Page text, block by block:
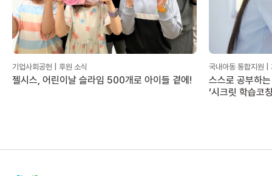
기업사회공헌 | 후원 소식
젤시스, 어린이날 슬라임 500개로 아이들 곁에!
국내아동 통합지원 |
스스로 공부하
‘시크릿 학습코